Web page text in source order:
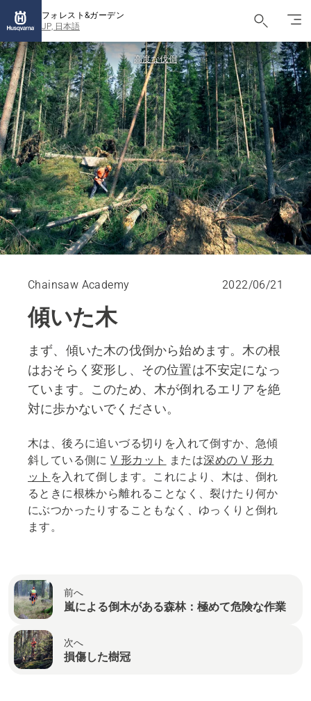
フォレスト&ガーデン
JP, 日本語
高度な伐倒
Chainsaw Academy 2022/06/21
傾いた木
まず、傾いた木の伐倒から始めます。木の根
はおそらく変形し、その位置は不安定になっ
ています。このため、木が倒れるエリアを絶
対に歩かないでください。
木は、後ろに追いづる切りを入れて倒すか、急傾
斜している側にV 形カット または深めの V 形カ
ット を入れて倒します。これにより、木は、倒れ
るときに根株から離れることなく、裂けたり何か
にぶつかったりすることもなく、ゆっくりと倒れ
ます。
前へ
嵐による倒木がある森林：極めて危険な作業
次へ
損傷した樹冠